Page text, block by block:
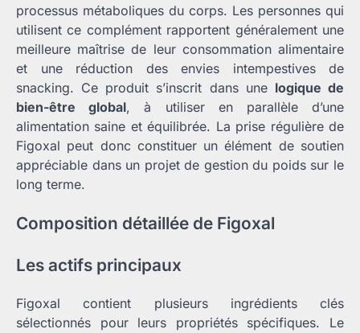
processus métaboliques du corps. Les personnes qui
utilisent ce complément rapportent généralement une
meilleure maîtrise de leur consommation alimentaire
et une réduction des envies intempestives de
snacking. Ce produit s’inscrit dans une logique de
bien-être global, à utiliser en parallèle d’une
alimentation saine et équilibrée. La prise régulière de
Figoxal peut donc constituer un élément de soutien
appréciable dans un projet de gestion du poids sur le
long terme.
Composition détaillée de Figoxal
Les actifs principaux
Figoxal contient plusieurs ingrédients clés
sélectionnés pour leurs propriétés spécifiques. Le